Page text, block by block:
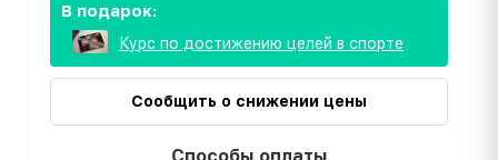
В подарок:
Курс по достижению целей в спорте
Сообщить о снижении цены